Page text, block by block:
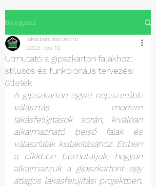
Bejegyzés
Útmutató a gipszkarton falakhoz:
stílusos és funkcionális tervezési
ötletek
lakasbanutazunk.hu
2023. nov. 10.
A gipszkarton egyre népszerűbb
választás modern
lakásfelújítások során, kiválóan
alkalmazható belső falak és
válaszfalak kialakításához. Ebben
a cikkben bemutatjuk, hogyan
alkalmazzuk a gipszkartont egy
átlagos lakásfelújítási projektben,